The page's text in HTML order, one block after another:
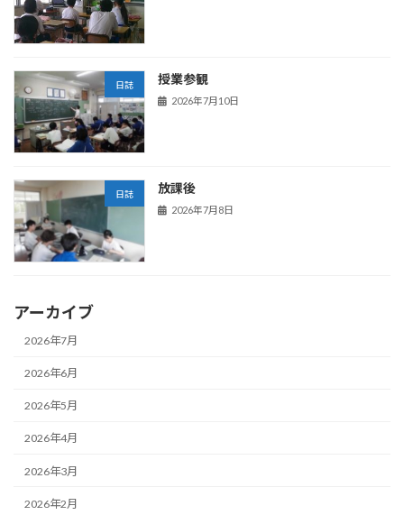
日誌 授業参観
2026年7月10日
日誌 放課後
2026年7月8日
アーカイブ
2026年7月
2026年6月
2026年5月
2026年4月
2026年3月
2026年2月